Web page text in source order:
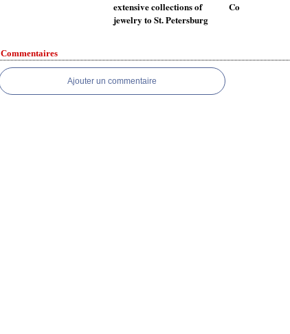
extensive collections of
jewelry to St. Petersburg
Co
Commentaires
Ajouter un commentaire